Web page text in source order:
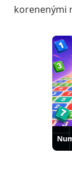
korenenými